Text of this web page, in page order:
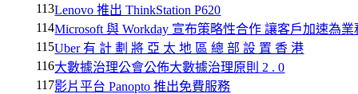
113Lenovo 推出 ThinkStation P620
114Microsoft 與 Workday 宣布策略性合作 讓客戶加速為
115Uber 有 計 劃 將 亞 太 地 區 總 部 設 置 香 港
116大數據治理公會公佈大數據治理原則 2 . 0
117影片平台 Panopto 推出免費服務